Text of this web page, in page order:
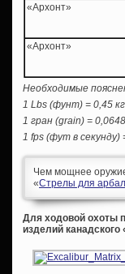
«Архонт»
«Архонт»
Необходимые
1 Lbs (фунт) = 0,45 кг
1 гран (grain) =
1 fps (фут в секунду)
Чем мощнее
«Стрелы для
Для ходовой охоты
изделий канадского